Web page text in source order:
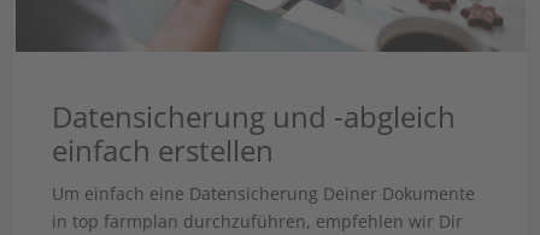
Datensicherung und -abgleich
einfach erstellen
Um einfach eine Datensicherung Deiner Dokumente
in top farmplan durchzuführen, empfehlen wir Dir